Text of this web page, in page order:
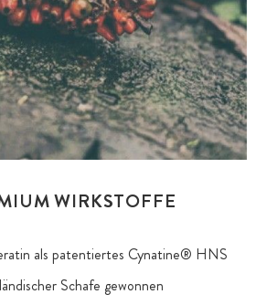
WIRKSTOFFE
als patentiertes Cynatine® HNS
Schafe gewonnen